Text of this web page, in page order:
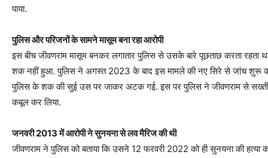
पाया.
पुलिस और परिजनों के सामने मासूम बना रहा आरोपी
इस बीच जीवणराम मासूम बनकर लगातार पुलिस से उसके बारे पूछताछ करता रहता
शक नहीं हुआ. पुलिस ने अगस्त 2023 के बाद इस मामले की नए सिरे से जांच शुरू
पुलिस के शक की सुई उस पर जाकर अटक गई. इस पर पुलिस ने जीवणराम से
कबूल कर लिया.
जनवरी 2013 में आरोपी ने सुनयना से लव मैरिज की थी
जीवणराम ने पुलिस को बताया कि उसने 12 फरवरी 2022 को ही सुनयना की